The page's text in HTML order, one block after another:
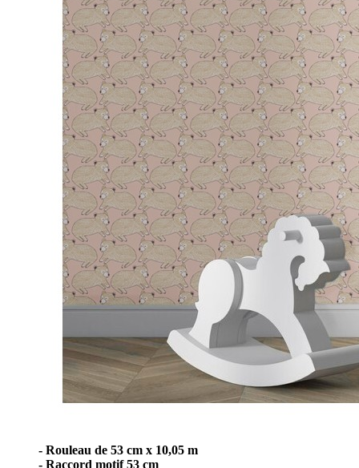
- Rouleau de 53 cm x 10,05 m
- Raccord motif 53 cm